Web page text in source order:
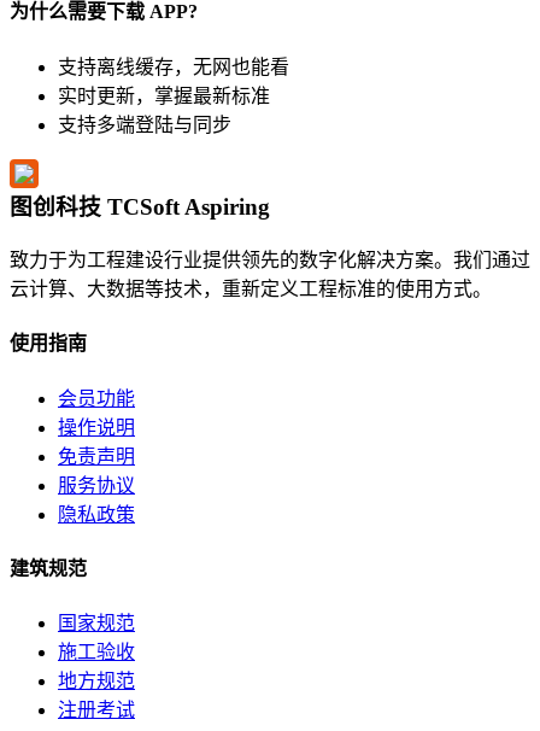
为什么需要下载 APP?
支持离线缓存，无网也能看
实时更新，掌握最新标准
支持多端登陆与同步
图创科技 TCSoft Aspiring
致力于为工程建设行业提供领先的数字化解决方案。我们通过
云计算、大数据等技术，重新定义工程标准的使用方式。
使用指南
会员功能
操作说明
免责声明
服务协议
隐私政策
建筑规范
国家规范
施工验收
地方规范
注册考试